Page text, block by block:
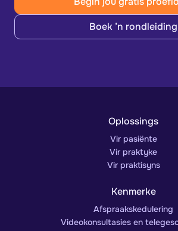
Boek ’n rondleiding
Oplossings
Vir pasiënte
Vir praktyke
Vir praktisyns
Kenmerke
Afspraakskedulering
Videokonsultasies en